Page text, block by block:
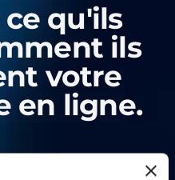
ce qu'ils
ils
votre
en ligne.